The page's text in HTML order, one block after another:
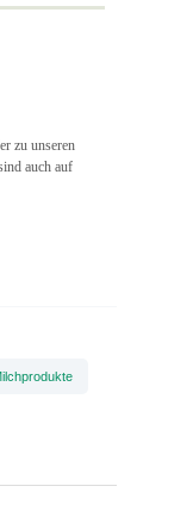
zu unseren
auch auf